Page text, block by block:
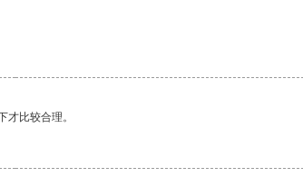
比较合理。